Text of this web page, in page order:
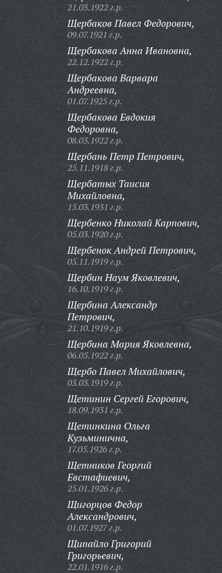
21.03.1922 г.р.
Щербаков Павел Федорович,
09.07.1921 г.р.
Щербакова Анна Ивановна,
22.12.1922 г.р.
Щербакова Варвара
Андреевна,
01.07.1925 г.р.
Щербакова Евдокия
Федоровна,
08.03.1922 г.р.
Щербань Петр Петрович,
25.11.1918 г.р.
Щербатых Таисия
Михайловна,
15.03.1931 г.р.
Щербенко Николай Карпович,
05.03.1920 г.р.
Щербенок Андрей Петрович,
05.11.1919 г.р.
Щербин Наум Яковлевич,
16.10.1919 г.р.
Щербина Александр
Петрович,
21.10.1919 г.р.
Щербина Мария Яковлевна,
06.05.1922 г.р.
Щербо Павел Михайлович,
03.03.1919 г.р.
Щетинин Сергей Егорович,
18.09.1931 г.р.
Щетинкина Ольга
Кузьминична,
17.05.1926 г.р.
Щетников Георгий
Евстафиевич,
25.01.1926 г.р.
Щигорцов Федор
Александрович,
01.07.1927 г.р.
Щипайло Григорий
Григорьевич,
22.01.1916 г.р.